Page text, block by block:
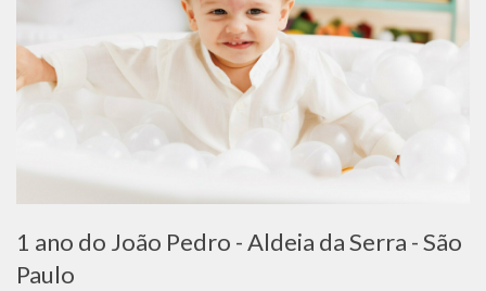
1 ano do João Pedro - Aldeia da Serra - São
Paulo